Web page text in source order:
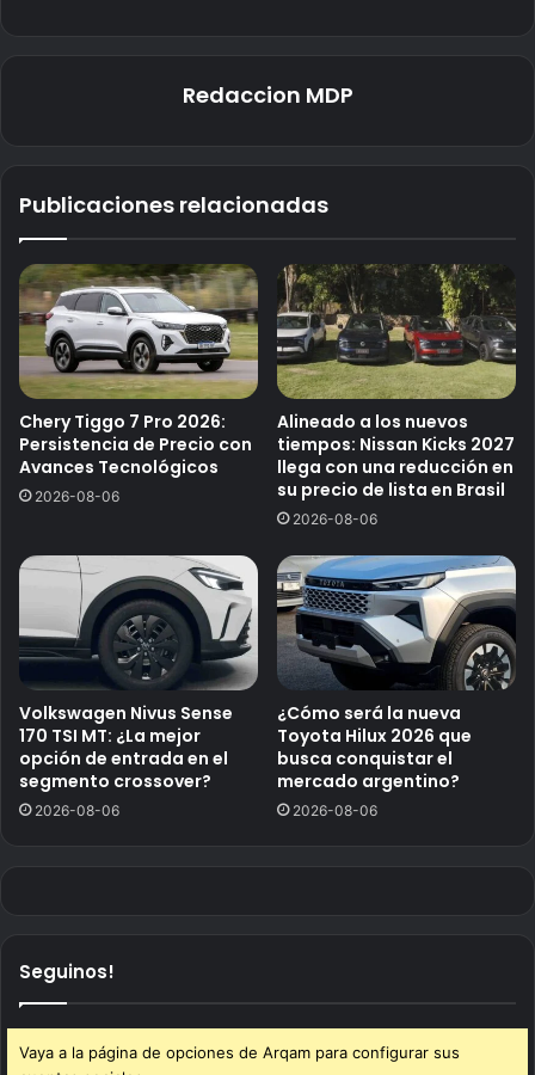
Redaccion MDP
Publicaciones relacionadas
Chery Tiggo 7 Pro 2026:
Persistencia de Precio con
Avances Tecnológicos
2026-08-06
Alineado a los nuevos
tiempos: Nissan Kicks 2027
llega con una reducción en
su precio de lista en Brasil
2026-08-06
Volkswagen Nivus Sense
170 TSI MT: ¿La mejor
opción de entrada en el
segmento crossover?
2026-08-06
¿Cómo será la nueva
Toyota Hilux 2026 que
busca conquistar el
mercado argentino?
2026-08-06
Seguinos!
Vaya a la página de opciones de Arqam para configurar sus